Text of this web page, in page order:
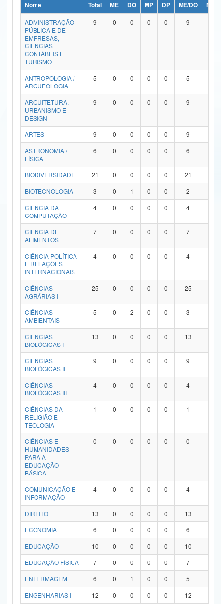
Ministério da Ciência, Tecnologia, Inovações e Comunicações
Ministério do Meio Ambiente
Ministério do Turismo
Ministério do Desenvolvimento Regional
Controladoria-Geral da União
Ministério da Mulher, da Família e dos Direitos Humanos
Secretaria de Governo
Advocacia-Geral da União
Banco Central do Brasil
Nome Total ME DO MP DP ME/DO
MP/
ADMINISTRAÇÃO
PÚBLICA E DE
EMPRESAS,
CIÊNCIAS
CONTÁBEIS E
TURISMO
9 0 0 0 0 9
ANTROPOLOGIA /
ARQUEOLOGIA
5 0 0 0 0 5
ARQUITETURA,
URBANISMO E
DESIGN
9 0 0 0 0 9
ARTES 9 0 0 0 0 9
ASTRONOMIA /
FÍSICA
6 0 0 0 0 6
BIODIVERSIDADE 21 0 0 0 0 21
BIOTECNOLOGIA
3 0 1 0 0 2
CIÊNCIA DA
COMPUTAÇÃO
4 0 0 0 0 4
CIÊNCIA DE
ALIMENTOS
7 0 0 0 0 7
CIÊNCIA POLÍTICA
E RELAÇÕES
INTERNACIONAIS
4 0 0 0 0 4
CIÊNCIAS
AGRÁRIAS I
25 0 0 0 0 25
CIÊNCIAS
AMBIENTAIS
5 0 2 0 0 3
CIÊNCIAS
BIOLÓGICAS I
13 0 0 0 0 13
CIÊNCIAS
BIOLÓGICAS II
9 0 0 0 0 9
CIÊNCIAS
BIOLÓGICAS III
4 0 0 0 0 4
CIÊNCIAS DA
RELIGIÃO E
TEOLOGIA
1 0 0 0 0 1
CIÊNCIAS E
HUMANIDADES
PARA A
EDUCAÇÃO
BÁSICA
0 0 0 0 0 0
COMUNICAÇÃO E
INFORMAÇÃO
4 0 0 0 0 4
DIREITO 13 0 0 0 0 13
ECONOMIA
6 0 0 0 0 6
EDUCAÇÃO
10 0 0 0 0 10
EDUCAÇÃO FÍSICA
7 0 0 0 0 7
ENFERMAGEM
6 0 1 0 0 5
ENGENHARIAS I
12 0 0 0 0 12